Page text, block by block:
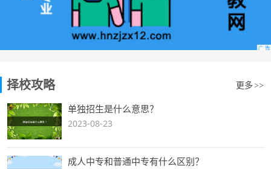
择校攻略 更多 >>
单独招生是什么意思？
2023-08-23
成人中专和普通中专有什么区别？